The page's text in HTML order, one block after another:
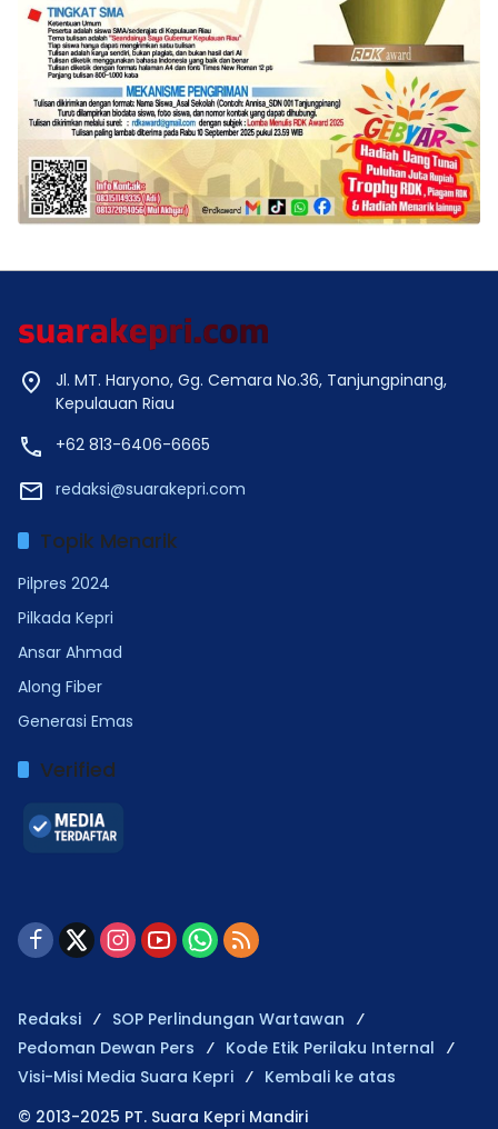
Jl. MT. Haryono, Gg. Cemara No.36, Tanjungpinang,
Kepulauan Riau
+62 813-6406-6665
redaksi@suarakepri.com
Topik Menarik
Pilpres 2024
Pilkada Kepri
Ansar Ahmad
Along Fiber
Generasi Emas
Verified
Redaksi
SOP Perlindungan Wartawan
Pedoman Dewan Pers
Kode Etik Perilaku Internal
Visi-Misi Media Suara Kepri
Kembali ke atas
© 2013-2025 PT. Suara Kepri Mandiri